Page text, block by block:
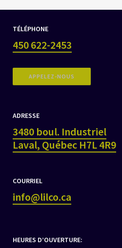
TÉLÉPHONE
450 622-2453
APPELEZ-NOUS
ADRESSE
3480 boul. Industriel
Laval, Québec H7L 4R9
COURRIEL
info@lilco.ca
HEURES D’OUVERTURE: